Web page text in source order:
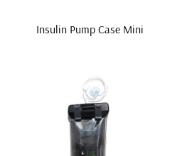
Insulin Pump Case Mini